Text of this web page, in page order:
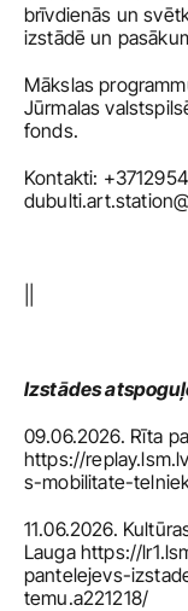
brīvdienās un
izstādē un
Mākslas
Jūrmalas
fonds.
Kontakti:
Izstādes
09.06.2026. Rīta
https://
s-mobilitate-
11.06.2026.
Lauga https://
pantelejevs-
temu.a221218/